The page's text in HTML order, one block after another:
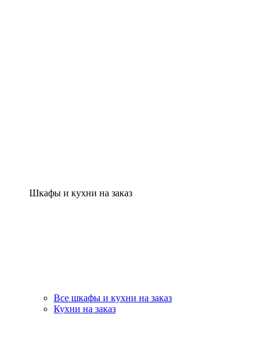
Шкафы и кухни на заказ
Все шкафы и кухни на заказ
Кухни на заказ